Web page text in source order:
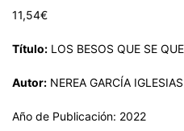
11,54€
Título: LOS BESOS QUE SE
Autor: NEREA GARCÍA IGLESIAS
Año de Publicación: 2022